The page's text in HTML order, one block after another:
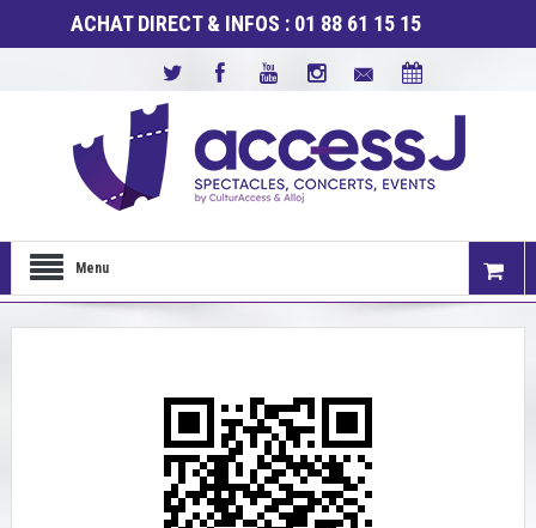
ACHAT DIRECT & INFOS : 01 88 61 15 15
Menu